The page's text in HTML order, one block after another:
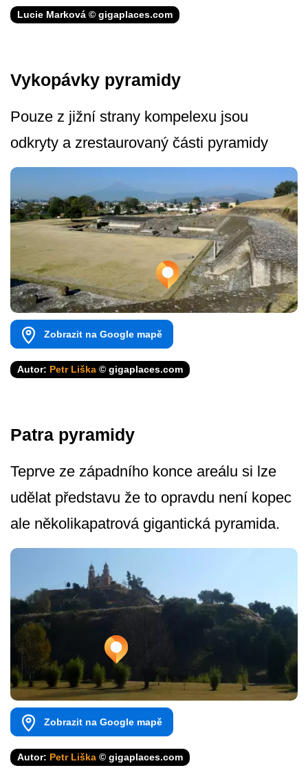
Lucie Marková © gigaplaces.com
Vykopávky pyramidy
Pouze z jižní strany kompelexu jsou
odkryty a zrestaurovaný části pyramidy
Zobrazit na Google mapě
Autor: Petr Liška © gigaplaces.com
Patra pyramidy
Teprve ze západního konce areálu si lze
udělat představu že to opravdu není kopec
ale několikapatrová gigantická pyramida.
Zobrazit na Google mapě
Autor: Petr Liška © gigaplaces.com